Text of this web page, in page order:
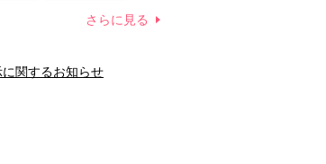
津春子 どか食い
さらに見る
関するお知らせ